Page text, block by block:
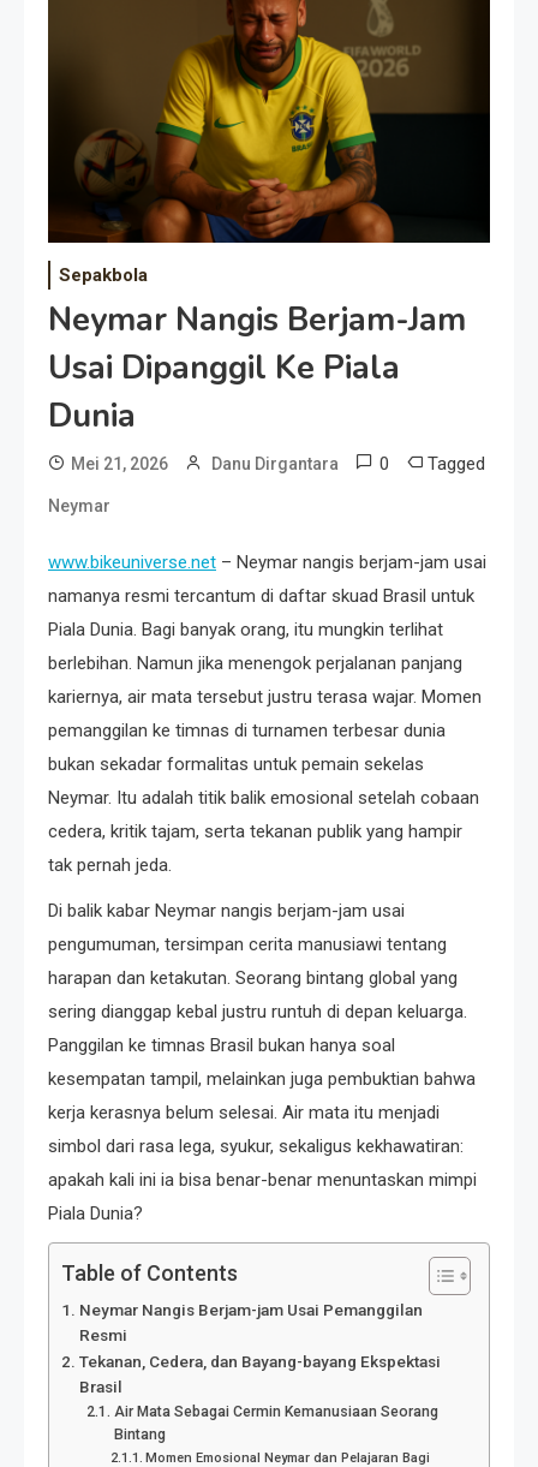
Event Besar
Sepakbola
Neymar Nangis Berjam-Jam
Usai Dipanggil Ke Piala
Dunia
Mei 21, 2026 Danu Dirgantara 0 Tagged
Neymar
www.bikeuniverse.net – Neymar nangis berjam-jam usai
namanya resmi tercantum di daftar skuad Brasil untuk
Piala Dunia. Bagi banyak orang, itu mungkin terlihat
berlebihan. Namun jika menengok perjalanan panjang
kariernya, air mata tersebut justru terasa wajar. Momen
pemanggilan ke timnas di turnamen terbesar dunia
bukan sekadar formalitas untuk pemain sekelas
Neymar. Itu adalah titik balik emosional setelah cobaan
cedera, kritik tajam, serta tekanan publik yang hampir
tak pernah jeda.
Di balik kabar Neymar nangis berjam-jam usai
pengumuman, tersimpan cerita manusiawi tentang
harapan dan ketakutan. Seorang bintang global yang
sering dianggap kebal justru runtuh di depan keluarga.
Panggilan ke timnas Brasil bukan hanya soal
kesempatan tampil, melainkan juga pembuktian bahwa
kerja kerasnya belum selesai. Air mata itu menjadi
simbol dari rasa lega, syukur, sekaligus kekhawatiran:
apakah kali ini ia bisa benar-benar menuntaskan mimpi
Piala Dunia?
Table of Contents
Neymar Nangis Berjam-jam Usai Pemanggilan
Resmi
Tekanan, Cedera, dan Bayang-bayang Ekspektasi
Brasil
Air Mata Sebagai Cermin Kemanusiaan Seorang
Bintang
Momen Emosional Neymar dan Pelajaran Bagi